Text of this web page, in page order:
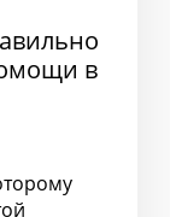
в